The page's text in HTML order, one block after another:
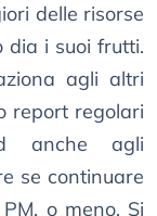
delle risorse
dia i suoi frutti.
agli altri
report regolari
anche agli
se continuare
o meno. Si